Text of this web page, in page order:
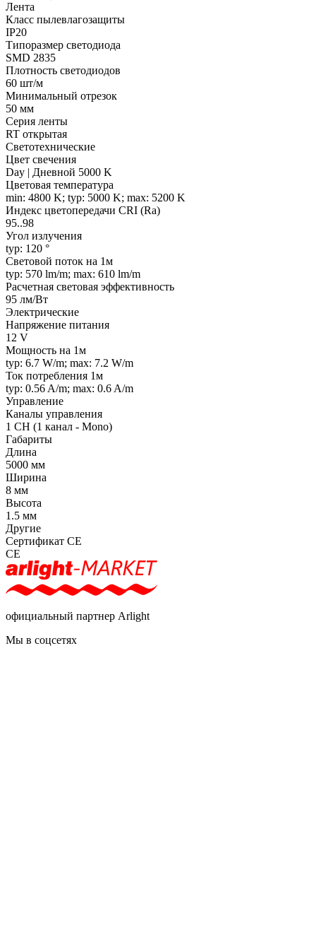
Лента
Класс пылевлагозащиты
IP20
Типоразмер светодиода
SMD 2835
Плотность светодиодов
60 шт/м
Минимальный отрезок
50 мм
Серия ленты
RT открытая
Светотехнические
Цвет свечения
Day | Дневной 5000 K
Цветовая температура
min: 4800 K; typ: 5000 K; max: 5200 K
Индекс цветопередачи CRI (Ra)
95..98
Угол излучения
typ: 120 °
Световой поток на 1м
typ: 570 lm/m; max: 610 lm/m
Расчетная световая эффективность
95 лм/Вт
Электрические
Напряжение питания
12 V
Мощность на 1м
typ: 6.7 W/m; max: 7.2 W/m
Ток потребления 1м
typ: 0.56 A/m; max: 0.6 A/m
Управление
Каналы управления
1 CH (1 канал - Mono)
Габариты
Длина
5000 мм
Ширина
8 мм
Высота
1.5 мм
Другие
Сертификат CE
CE
официальный партнер Arlight
Мы в соцсетях